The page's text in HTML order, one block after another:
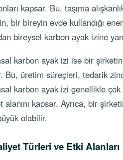
kapsar. Bu, taşıma
bir bireyin evde kullandığı
bireysel karbon ayak izine
karbon ayak izi ise bir
Bu, üretim süreçleri, tedarik
karbon ayak izi genellikle
alanını kapsar. Ayrıca, bir
olabilir.
Türleri ve Etki Alanları